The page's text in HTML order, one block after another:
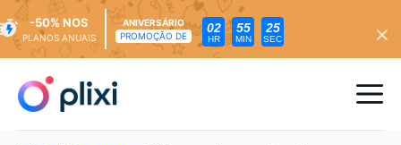
para
conteúdo
-50% NOS
PLANOS ANUAIS
ANIVERSÁRIO
PROMOÇÃO DE
02
HR
55
MIN
23
SEC